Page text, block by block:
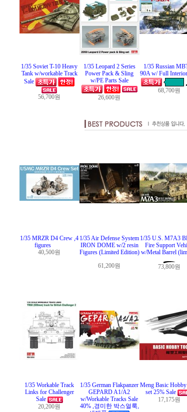
1/35 Soviet T-10 Heavy
Tank w/workable Track
Sale
56,700원
1/35 Leopard 2 Series
Power Pack & Sling
w/PE Parts Sale
26,600원
1/35 Russian
90A w/ Full
68,700원
1/35 MRZR D4 Crew ,4
figures
40,500원
1/35 Air Defense System
IRON DOME w/2 resin
Figures (Limited Edition)
61,200원
1/35 U.S. M7A3
Fire Support
w/Metal Barrel
73,800원
1/35 Workable Track
Links for Challenger
Sale
20,200원
1/35 German Flakpanzer
GEPARD A1/A2
w/Workable Tracks Sale
40% ,경미한 박스얼룩,
Meng Basic
set 25% Sale
17,175원